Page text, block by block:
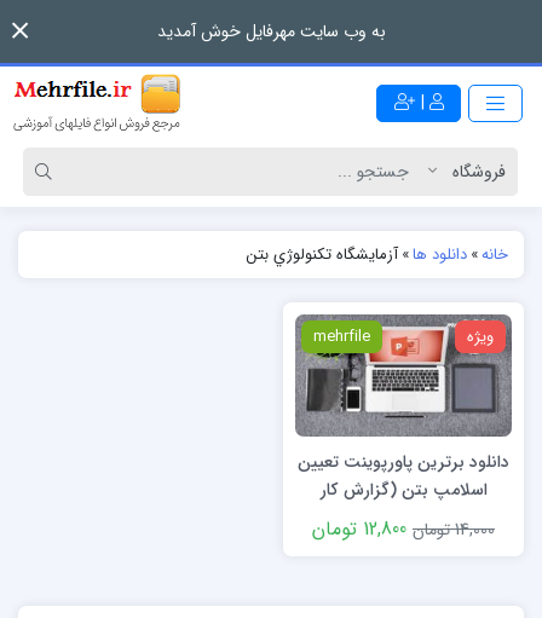
به وب سایت مهرفایل خوش آمدید
|
خانه»دانلود ها»آزمايشگاه تكنولوژي بتن
ویژه mehrfile
دانلود برترین پاورپوینت تعيين
اسلامپ بتن (گزارش كار
آزمايشگاه تكنولوژي بتن)14,000 تومان 12,800 تومان